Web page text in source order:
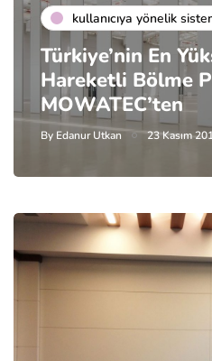
kullanıcıya yönelik
Türkiye’nin En
Hareketli Bölme
MOWATEC’ten
By Edanur Utkan 23 Kasım